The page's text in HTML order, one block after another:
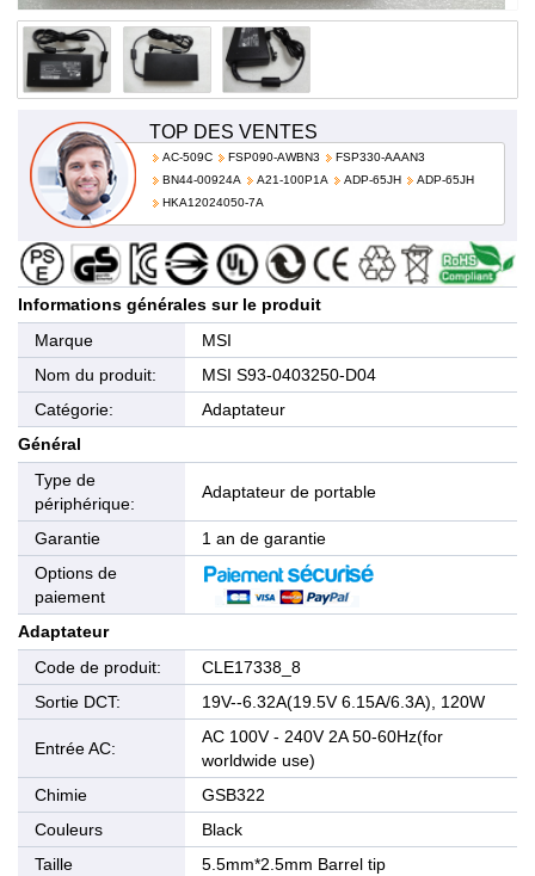
TOP DES VENTES
AC-509C FSP090-AWBN3
FSP330-AAAN3
BN44-00924A
A21-100P1A ADP-65JH
ADP-65JH
HKA12024050-7A
Informations générales sur le produit
Marque
MSI
Nom du produit:
MSI S93-0403250-D04
Catégorie:
Adaptateur
Général
Type de
périphérique:
Adaptateur de portable
Garantie
1 an de garantie
Options de
paiement
Adaptateur
Code de produit:
CLE17338_8
Sortie DCT:
19V--6.32A(19.5V 6.15A/6.3A), 120W
Entrée AC:
AC 100V - 240V 2A 50-60Hz(for
worldwide use)
Chimie
GSB322
Couleurs
Black
Taille
5.5mm*2.5mm Barrel tip